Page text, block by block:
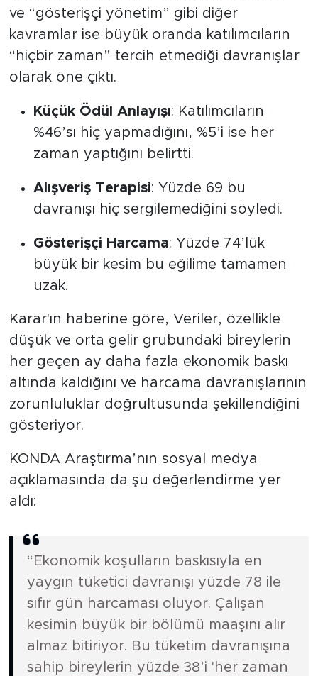
ve “gösterişçi yönetim” gibi diğer
kavramlar ise büyük oranda katılımcıların
“hiçbir zaman” tercih etmediği davranışlar
olarak öne çıktı.
Küçük Ödül Anlayışı: Katılımcıların
%46’sı hiç yapmadığını, %5’i ise her
zaman yaptığını belirtti.
Alışveriş Terapisi: Yüzde 69 bu
davranışı hiç sergilemediğini söyledi.
Gösterişçi Harcama: Yüzde 74’lük
büyük bir kesim bu eğilime tamamen
uzak.
Karar'ın haberine göre, Veriler, özellikle
düşük ve orta gelir grubundaki bireylerin
her geçen ay daha fazla ekonomik baskı
altında kaldığını ve harcama davranışlarının
zorunluluklar doğrultusunda şekillendiğini
gösteriyor.
KONDA Araştırma’nın sosyal medya
açıklamasında da şu değerlendirme yer
aldı:
“Ekonomik koşulların baskısıyla en
yaygın tüketici davranışı yüzde 78 ile
sıfır gün harcaması oluyor. Çalışan
kesimin büyük bir bölümü maaşını alır
almaz bitiriyor. Bu tüketim davranışına
sahip bireylerin yüzde 38’i 'her zaman